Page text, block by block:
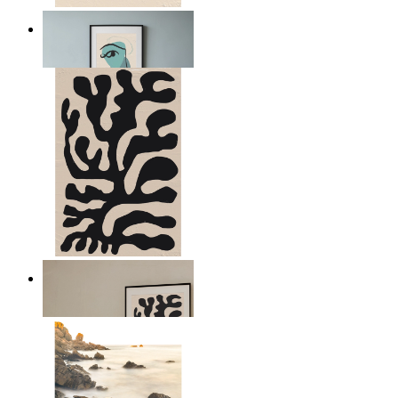
Nordic Abstract Portrait
14,95 €